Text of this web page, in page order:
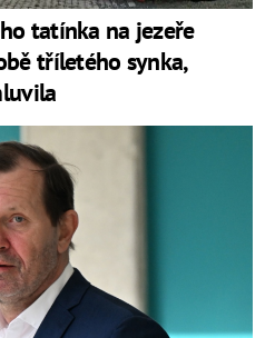
tatínka na jezeře
tříletého synka,